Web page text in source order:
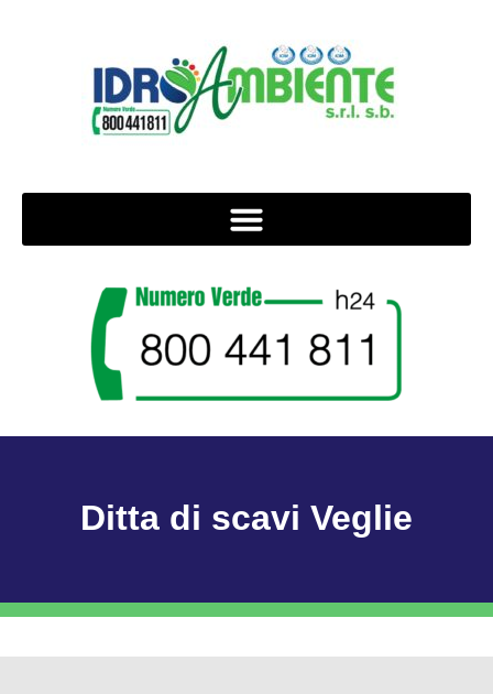
Ditta di scavi Veglie